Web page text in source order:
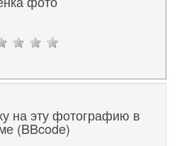
на эту фотографию в
(BBcode)